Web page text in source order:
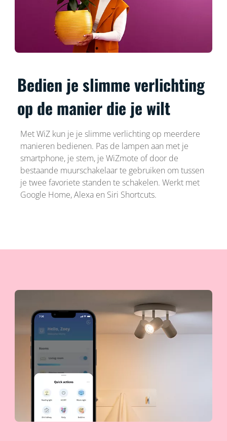
Bedien je slimme verlichting
op de manier die je wilt
Met WiZ kun je je slimme verlichting op meerdere
manieren bedienen. Pas de lampen aan met je
smartphone, je stem, je WiZmote of door de
bestaande muurschakelaar te gebruiken om tussen
je twee favoriete standen te schakelen. Werkt met
Google Home, Alexa en Siri Shortcuts.